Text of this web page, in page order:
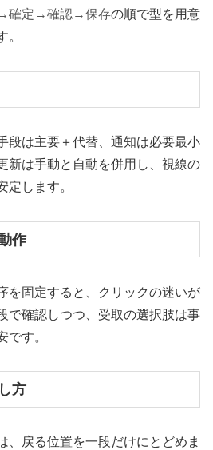
確定→確認→保存の順で型を用意
。
段は主要＋代替、通知は必要最小
新は手動と自動を併用し、視線の
定します。
作
固定すると、クリックの迷いが
で確認しつつ、受取の選択肢は事
です。
方
、戻る位置を一段だけにとどめま